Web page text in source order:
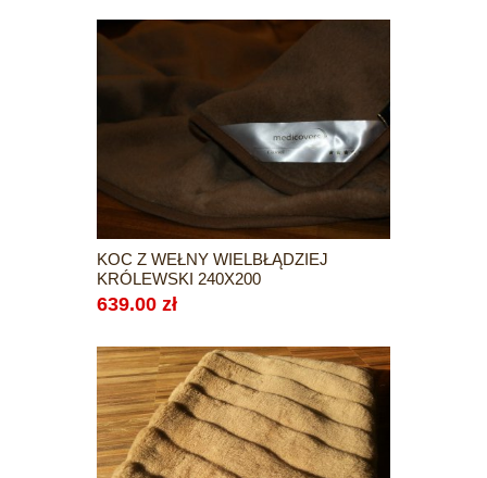
KOC Z WEŁNY WIELBŁĄDZIEJ
KRÓLEWSKI 240X200
639.00 zł